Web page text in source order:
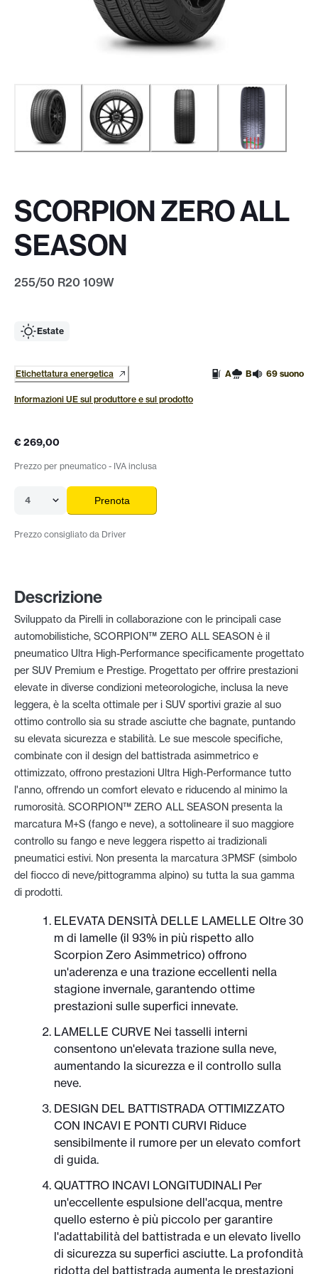
SCORPION ZERO ALL
SEASON
255/50 R20 109W
Estate
Etichettatura energetica A B 69 suono
Informazioni UE sul produttore e sul prodotto
€ 269,00
Prezzo per pneumatico - IVA inclusa
4 Prenota
Prezzo consigliato da Driver
Descrizione
Sviluppato da Pirelli in collaborazione con le principali case
automobilistiche, SCORPION™ ZERO ALL SEASON è il
pneumatico Ultra High-Performance specificamente progettato
per SUV Premium e Prestige. Progettato per offrire prestazioni
elevate in diverse condizioni meteorologiche, inclusa la neve
leggera, è la scelta ottimale per i SUV sportivi grazie al suo
ottimo controllo sia su strade asciutte che bagnate, puntando
su elevata sicurezza e stabilità. Le sue mescole specifiche,
combinate con il design del battistrada asimmetrico e
ottimizzato, offrono prestazioni Ultra High-Performance tutto
l'anno, offrendo un comfort elevato e riducendo al minimo la
rumorosità. SCORPION™ ZERO ALL SEASON presenta la
marcatura M+S (fango e neve), a sottolineare il suo maggiore
controllo su fango e neve leggera rispetto ai tradizionali
pneumatici estivi. Non presenta la marcatura 3PMSF (simbolo
del fiocco di neve/pittogramma alpino) su tutta la sua gamma
di prodotti.
ELEVATA DENSITÀ DELLE LAMELLE Oltre 30
m di lamelle (il 93% in più rispetto allo
Scorpion Zero Asimmetrico) offrono
un'aderenza e una trazione eccellenti nella
stagione invernale, garantendo ottime
prestazioni sulle superfici innevate.
LAMELLE CURVE Nei tasselli interni
consentono un'elevata trazione sulla neve,
aumentando la sicurezza e il controllo sulla
neve.
DESIGN DEL BATTISTRADA OTTIMIZZATO
CON INCAVI E PONTI CURVI Riduce
sensibilmente il rumore per un elevato comfort
di guida.
QUATTRO INCAVI LONGITUDINALI Per
un'eccellente espulsione dell'acqua, mentre
quello esterno è più piccolo per garantire
l'adattabilità del battistrada e un elevato livello
di sicurezza su superfici asciutte. La profondità
ridotta del battistrada aumenta le prestazioni